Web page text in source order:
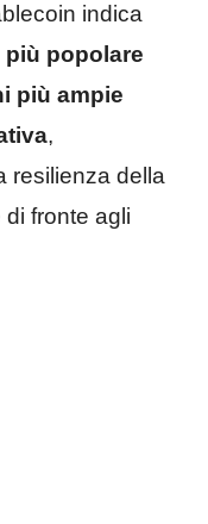
indica
popolare
più ampie
,
resilienza della
fronte agli